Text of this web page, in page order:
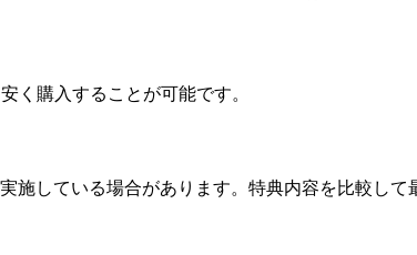
く購入することが可能です。
している場合があります。特典内容を比較して